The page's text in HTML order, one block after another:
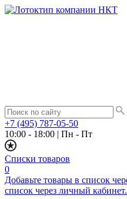
+7 (495) 787-05-50
10:00 - 18:00 | Пн - Пт
Списки товаров
0
Добавьте товары в список
список через личный